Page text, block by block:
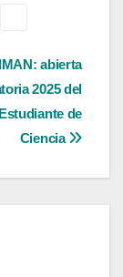
abierta
2025 del
de
Ciencia